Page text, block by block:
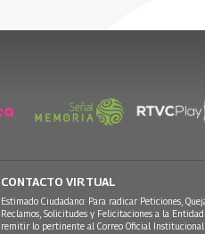
CONTACTO VIRTUAL
Estimado Ciudadano: Para radicar Peticiones,
Reclamos, Solicitudes y Felicitaciones a la
remitir lo pertinente al Correo Oficial